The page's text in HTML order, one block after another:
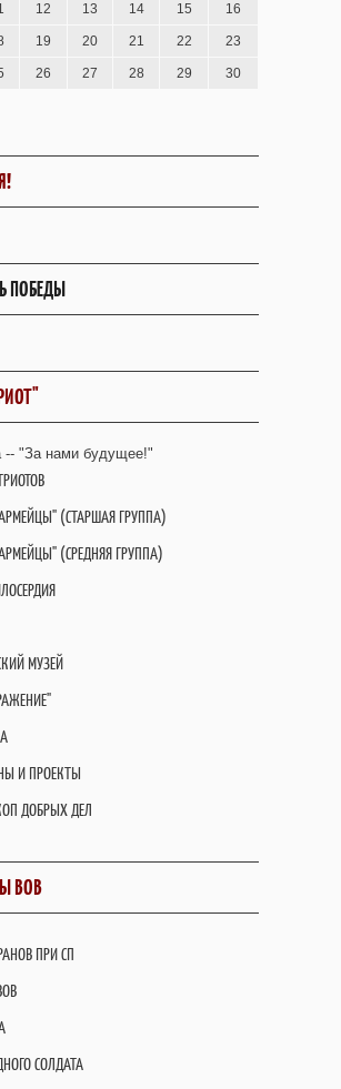
12 13 14 15 16
19 20 21 22 23
26 27 28 29 30
ПОБЕДЫ
-- "За нами будущее!"
(СТАРШАЯ ГРУППА)
(СРЕДНЯЯ ГРУППА)
МУЗЕЙ
И ПРОЕКТЫ
ДОБРЫХ ДЕЛ
ВОВ
ПРИ СП
СОЛДАТА